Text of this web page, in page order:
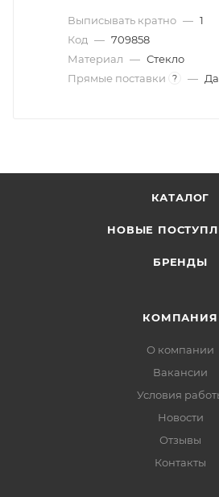
Выписывать кратно — 1
Код — 709858
Материал — Стекло
Прямые поставки
? — Да
КАТАЛОГ
НОВЫЕ
БРЕНДЫ
КОМПАНИЯ
О компании
Вакансии
Условия
Новости
Отзывы
Контакты